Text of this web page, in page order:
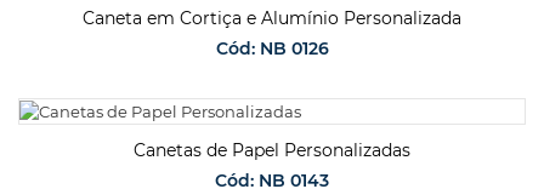
Caneta em Cortiça e Alumínio Personalizada
Cód: NB 0126
SOLICITAR ORÇAMENTO
Canetas de Papel Personalizadas
Cód: NB 0143